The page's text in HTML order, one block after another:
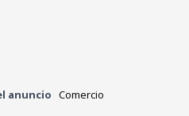
anuncio Comercio